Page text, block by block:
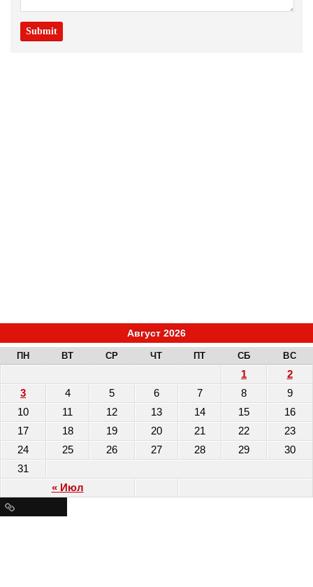
Август 2026
ПН ВТ СР ЧТ ПТ СБ ВС
« Июл
1
2
3
4 5 6 7 8
9
10
11 12 13 14 15
16
17
18 19 20 21 22
23
24
25 26 27 28 29
30
31